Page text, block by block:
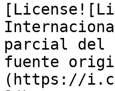
parcial del
fuente
(https://